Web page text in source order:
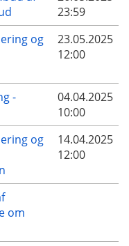
23:59
og
23.05.2025
12:00
-
04.04.2025
10:00
og
14.04.2025
12:00
om